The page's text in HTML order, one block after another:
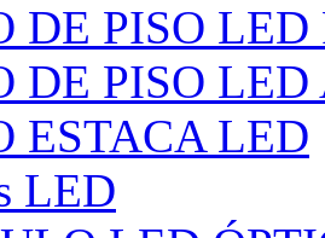
DE PISO
DE PISO
ESTACA LED
LED